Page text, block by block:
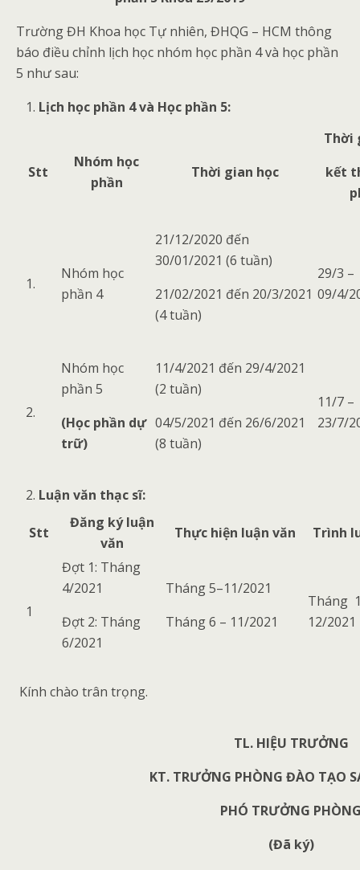
Trường ĐH Khoa học Tự nhiên, ĐHQG – HCM thông
báo điều chỉnh lịch học nhóm học phần 4 và học phần
5 như sau:
Lịch học phần 4 và Học phần 5:
Stt
Nhóm học
phần
Thời gian học
Thời
kết
1.
Nhóm học
phần 4
21/12/2020 đến
30/01/2021 (6 tuần)
21/02/2021 đến 20/3/2021
(4 tuần)
29/3 –
09/4/
2.
Nhóm học
phần 5
(Học phần dự
trữ)
11/4/2021 đến 29/4/2021
(2 tuần)
04/5/2021 đến 26/6/2021
(8 tuần)
11/7 –
23/7/
Luận văn thạc sĩ:
Stt
Đăng ký luận
văn
Thực hiện luận văn Trình
1
Đợt 1: Tháng
4/2021
Đợt 2: Tháng
6/2021
Tháng 5–11/2021
Tháng 6 – 11/2021
Tháng
12/2021
Kính chào trân trọng.
TL. HIỆU TRƯỞNG
KT. TRƯỞNG PHÒNG ĐÀO TẠO
PHÓ TRƯỞNG
(Đã ký)